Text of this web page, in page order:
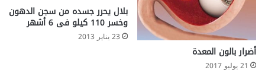
أضرار بالون المعدة
21 يوليو 2017
بلال يحرر جسده من سجن الدهون
وخسر 110 كيلو فى 6 أشهر
23 يناير 2013